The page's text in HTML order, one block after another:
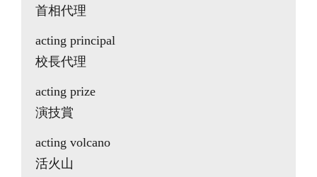
首相代理
acting principal
校長代理
acting prize
演技賞
acting volcano
活火山